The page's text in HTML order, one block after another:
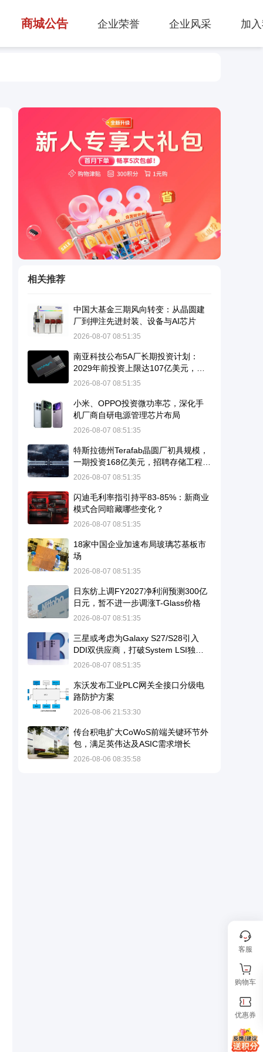
商城公告 企业荣誉 企业风采 加
相关推荐
中国大基金三期风向转变：从晶圆建
厂到押注先进封装、设备与AI芯片
2026-08-07 08:51:35
南亚科技公布5A厂长期投资计划：
2029年前投资上限达107亿美元，瞄
准10纳米级DRAM并导入EUV
2026-08-07 08:51:35
小米、OPPO投资微功率芯，深化手
机厂商自研电源管理芯片布局
2026-08-07 08:51:35
特斯拉德州Terafab晶圆厂初具规模，
一期投资168亿美元，招聘存储工程师
暗示进军DRAM
2026-08-07 08:51:35
闪迪毛利率指引持平83-85%：新商业
模式合同暗藏哪些变化？
2026-08-07 08:51:35
18家中国企业加速布局玻璃芯基板市
场
2026-08-07 08:51:35
日东纺上调FY2027净利润预测300亿
日元，暂不进一步调涨T-Glass价格
2026-08-07 08:51:35
三星或考虑为Galaxy S27/S28引入
DDI双供应商，打破System LSI独家
供应格局
2026-08-07 08:51:35
东沃发布工业PLC网关全接口分级电
路防护方案
2026-08-06 21:53:30
传台积电扩大CoWoS前端关键环节外
包，满足英伟达及ASIC需求增长
2026-08-06 08:35:58
客服
购物车
优惠券